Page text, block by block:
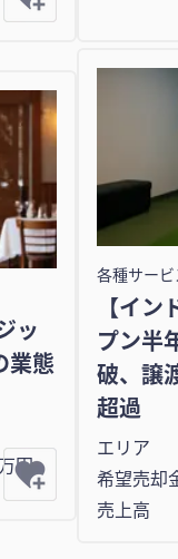
ッ
業態
円
各種サー
【イ
プン半
破、譲
超過
エリア
希望売却
売上高